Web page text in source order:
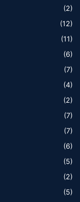
(2)
(12)
(11)
(6)
(7)
(4)
(2)
(7)
(7)
(6)
(5)
(2)
(5)